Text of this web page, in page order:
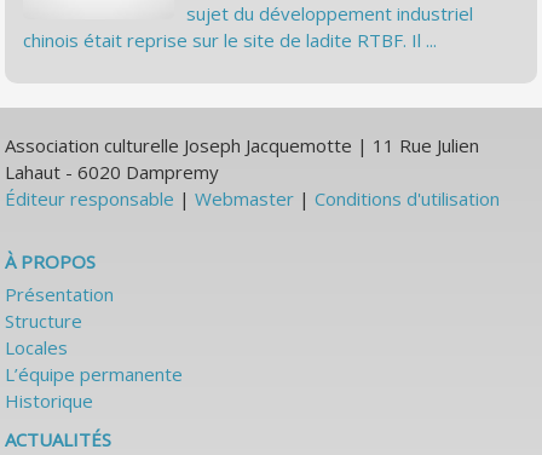
sujet du développement industriel
chinois était reprise sur le site de ladite RTBF. Il ...
Association culturelle Joseph Jacquemotte | 11 Rue Julien
Lahaut - 6020 Dampremy
Éditeur responsable |Webmaster |Conditions d'utilisation
À PROPOS
Présentation
Structure
Locales
L’équipe permanente
Historique
ACTUALITÉS